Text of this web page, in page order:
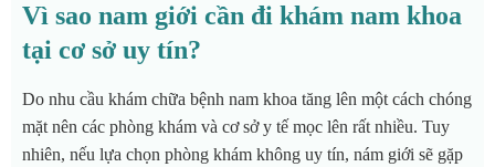
Vì sao nam giới cần đi khám nam khoa
tại cơ sở uy tín?
Do nhu cầu khám chữa bệnh nam khoa tăng lên một cách chóng
mặt nên các phòng khám và cơ sở y tế mọc lên rất nhiều. Tuy
nhiên, nếu lựa chọn phòng khám không uy tín, nám giới sẽ gặp